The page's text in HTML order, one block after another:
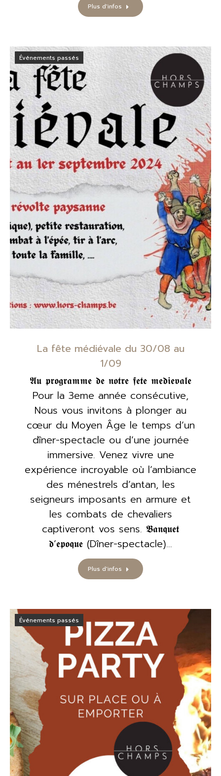
Plus d'infos
Événements passés
La fête médiévale du 30/08 au
1/09
𝕬𝖚 𝖕𝖗𝖔𝖌𝖗𝖆𝖒𝖒𝖊 𝖉𝖊 𝖓𝖔𝖙𝖗𝖊 𝖋𝖊𝖙𝖊 𝖒𝖊𝖉𝖎𝖊𝖛𝖆𝖑𝖊
Pour la 3eme année consécutive,
Nous vous invitons à plonger au
cœur du Moyen Âge le temps d’un
dîner-spectacle ou d’une journée
immersive. Venez vivre une
expérience incroyable où l’ambiance
des ménestrels d’antan, les
seigneurs imposants en armure et
les combats de chevaliers
captiveront vos sens. 𝕭𝖆𝖓𝖖𝖚𝖊𝖙
𝖉’𝖊𝖕𝖔𝖖𝖚𝖊 (Dîner-spectacle)…
Plus d'infos
Événements passés